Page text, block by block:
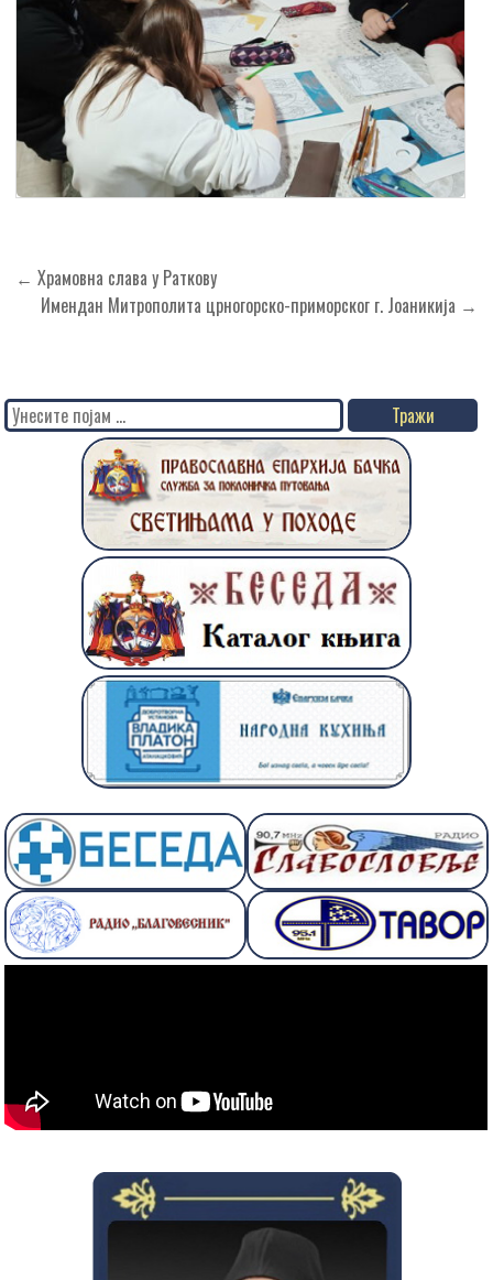
Кретање
чланка
← Храмовна слава у Раткову
Имендан Митрополита црногорско-приморског г. Јоаникија →
Search
for: